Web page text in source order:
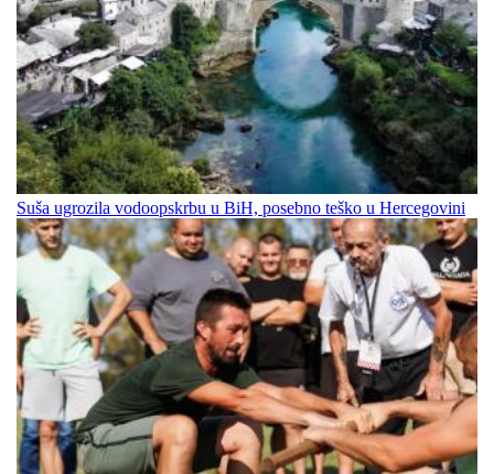
Suša ugrozila vodoopskrbu u BiH, posebno teško u Hercegovini